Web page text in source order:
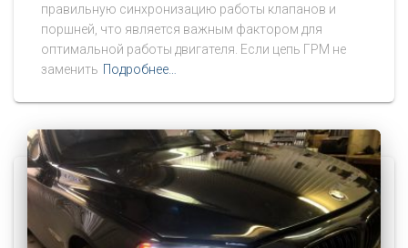
правильную синхронизацию работы клапанов и
поршней, что является важным фактором для
оптимальной работы двигателя. Если цепь ГРМ не
заменить Подробнее…